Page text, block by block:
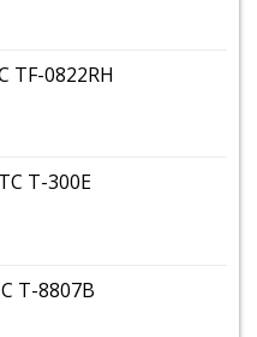
TF-0822RH
T-300E
T-8807B